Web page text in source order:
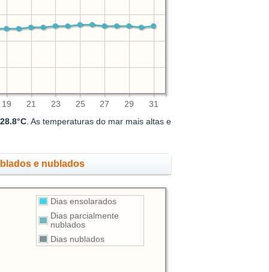
19 21 23 25 27 29 31
28.8°C. As temperaturas do mar mais altas e
e nublados
Dias ensolarados
Dias parcialmente
nublados
Dias nublados